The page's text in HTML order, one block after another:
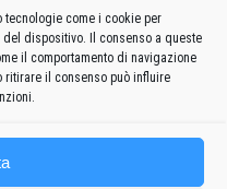
tecnologie come i cookie per
dispositivo. Il consenso a queste
il comportamento di navigazione
ritirare il consenso può influire
conclusiva dei 26.o
e dello spazio